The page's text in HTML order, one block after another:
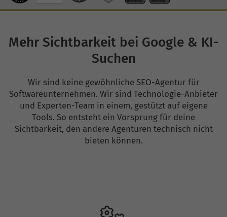
Mehr Sichtbarkeit bei Google & KI-
Suchen
Wir sind keine gewöhnliche SEO-Agentur für
Softwareunternehmen. Wir sind Technologie-Anbieter
und Experten-Team in einem, gestützt auf eigene
Tools. So entsteht ein Vorsprung für deine
Sichtbarkeit, den andere Agenturen technisch nicht
bieten können.